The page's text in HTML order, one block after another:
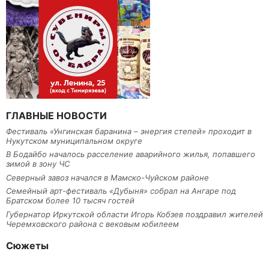
ГЛАВНЫЕ НОВОСТИ
Фестиваль «Унгинская баранина – энергия степей» проходит в
Нукутском муниципальном округе
В Бодайбо началось расселение аварийного жилья, попавшего
зимой в зону ЧС
Северный завоз начался в Мамско-Чуйском районе
Семейный арт-фестиваль «Дубыня» собрал на Ангаре под
Братском более 10 тысяч гостей
Губернатор Иркутской области Игорь Кобзев поздравил жителей
Черемховского района с вековым юбилеем
Сюжеты